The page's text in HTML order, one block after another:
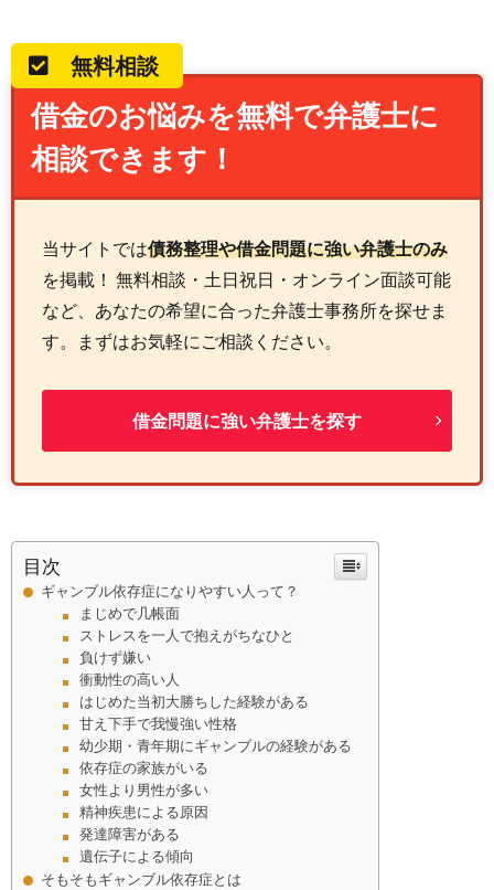
無料相談
借金のお悩みを無料で弁護士に
相談できます！
当サイトでは債務整理や借金問題に強い弁護士のみ
を掲載！ 無料相談・土日祝日・オンライン面談可能
など、あなたの希望に合った弁護士事務所を探せま
す。まずはお気軽にご相談ください。
借金問題に強い弁護士を探す
目次
ギャンブル依存症になりやすい人って？
まじめで几帳面
ストレスを一人で抱えがちなひと
負けず嫌い
衝動性の高い人
はじめた当初大勝ちした経験がある
甘え下手で我慢強い性格
幼少期・青年期にギャンブルの経験がある
依存症の家族がいる
女性より男性が多い
精神疾患による原因
発達障害がある
遺伝子による傾向
そもそもギャンブル依存症とは